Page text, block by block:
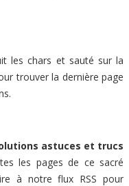
les chars et sauté sur la
trouver la dernière page
astuces et trucs
les pages de ce sacré
à notre flux RSS pour